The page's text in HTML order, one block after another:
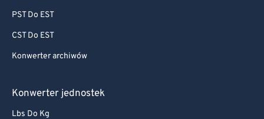
PST Do EST
CST Do EST
Konwerter archiwów
Konwerter jednostek
Lbs Do Kg